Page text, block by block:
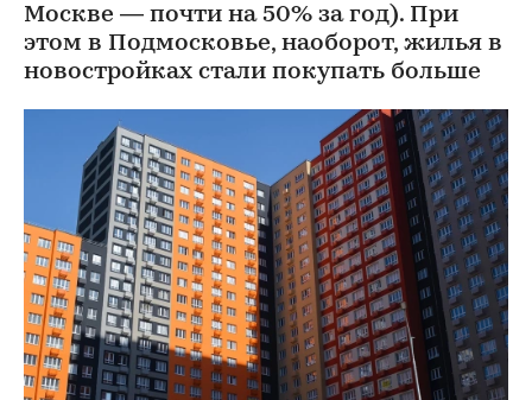
Москве — почти на 50% за год). При
этом в Подмосковье, наоборот, жилья в
новостройках стали покупать больше